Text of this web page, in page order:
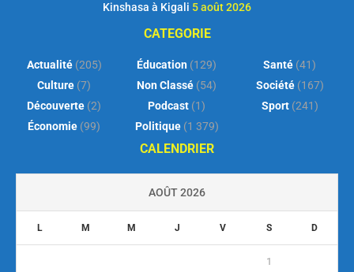
Kinshasa à Kigali 5 août 2026
CATEGORIE
Actualité(205)
Culture (7)
Découverte (2)
Économie (99)
Éducation (129)
Non Classé (54)
Podcast (1)
Politique(1 379)
Santé (41)
Société(167)
Sport(241)
CALENDRIER
AOÛT 2026
L M M J V S D
1